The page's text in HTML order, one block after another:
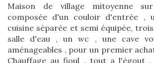
Maison de village mitoyenne
composée d'un couloir d'entrée ,
cuisine séparée et semi équipée,
salle d'eau , un wc , une cave
aménageables , pour un premier
Chauffage au fioul , tout a l'égout ,